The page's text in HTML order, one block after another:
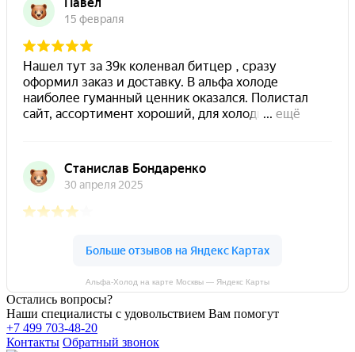
Альфа-Холод на карте Москвы — Яндекс Карты
Остались вопросы?
Наши специалисты с удовольствием Вам помогут
+7 499 703-48-20
Контакты Обратный звонок